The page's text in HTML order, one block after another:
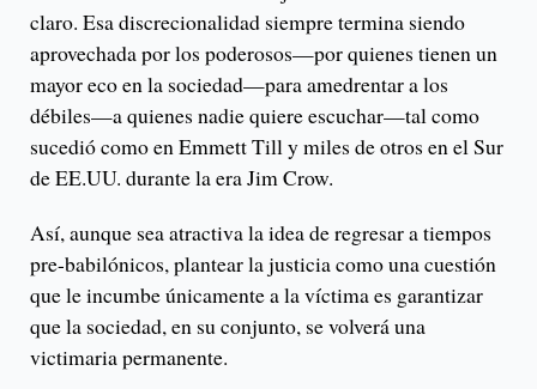
claro. Esa discrecionalidad siempre termina siendo
aprovechada por los poderosos—por quienes tienen un
mayor eco en la sociedad—para amedrentar a los
débiles—a quienes nadie quiere escuchar—tal como
sucedió como en Emmett Till y miles de otros en el Sur
de EE.UU. durante la era Jim Crow.
Así, aunque sea atractiva la idea de regresar a tiempos
pre-babilónicos, plantear la justicia como una cuestión
que le incumbe únicamente a la víctima es garantizar
que la sociedad, en su conjunto, se volverá una
victimaria permanente.